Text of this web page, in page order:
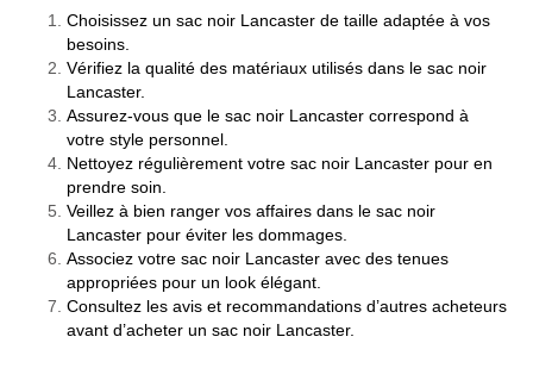
Choisissez un sac noir Lancaster de taille adaptée à vos
besoins.
Vérifiez la qualité des matériaux utilisés dans le sac noir
Lancaster.
Assurez-vous que le sac noir Lancaster correspond à
votre style personnel.
Nettoyez régulièrement votre sac noir Lancaster pour en
prendre soin.
Veillez à bien ranger vos affaires dans le sac noir
Lancaster pour éviter les dommages.
Associez votre sac noir Lancaster avec des tenues
appropriées pour un look élégant.
Consultez les avis et recommandations d’autres acheteurs
avant d’acheter un sac noir Lancaster.